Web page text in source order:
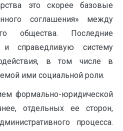
это скорее базовые
соглашения» между
общества. Последние
справедливую систему
в том числе в
ими социальной роли.
формально-юридической
отдельных ее сторон,
процесса.